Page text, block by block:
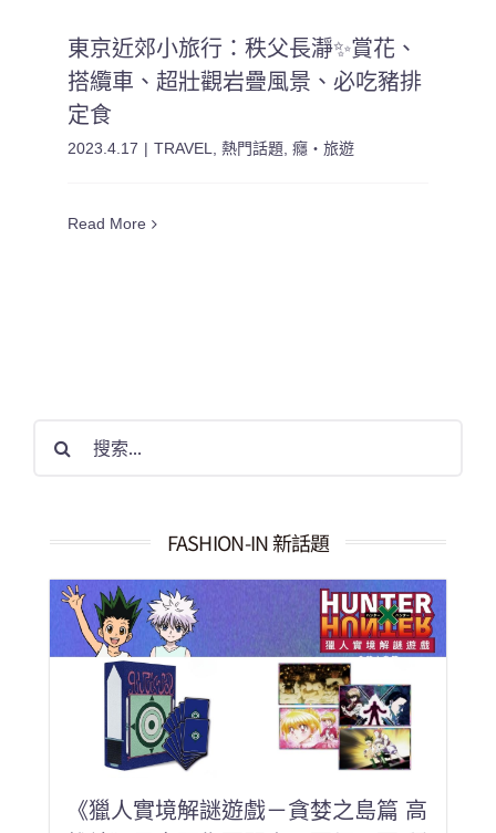
東京近郊小旅行：秩父長瀞✨賞花、
搭纜車、超壯觀岩疊風景、必吃豬排
定食
2023.4.17 | TRAVEL,熱門話題,癮・旅遊
Read More
果：
FASHION-IN 新話題
《獵人實境解謎遊戲－貪婪之島篇 高